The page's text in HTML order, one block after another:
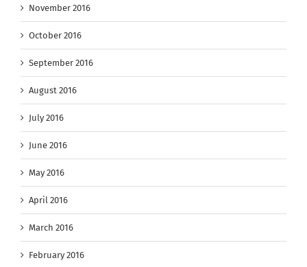
November 2016
October 2016
September 2016
August 2016
July 2016
June 2016
May 2016
April 2016
March 2016
February 2016